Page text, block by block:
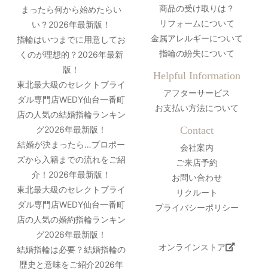
まったら何から始めたらい
い？2026年最新版！
指輪はいつまでに用意してお
くのが理想的？2026年最新
版！
東北最大級のセレクトブライ
ダル専門店WEDY仙台一番町
店の人気の結婚指輪ランキン
グ2026年最新版！
結婚が決まったら…プロポー
ズから入籍までの流れをご紹
介！2026年最新版！
東北最大級のセレクトブライ
ダル専門店WEDY仙台一番町
店の人気の婚約指輪ランキン
グ2026年最新版！
結婚指輪は必要？結婚指輪の
歴史と意味をご紹介2026年
商品の受け取りは？
リフォームについて
金属アレルギーについて
指輪の紛失について
Helpful Information
アフターサービス
お支払い方法について
Contact
会社案内
ご来店予約
お問い合わせ
リクルート
プライバシーポリシー
オンラインストア